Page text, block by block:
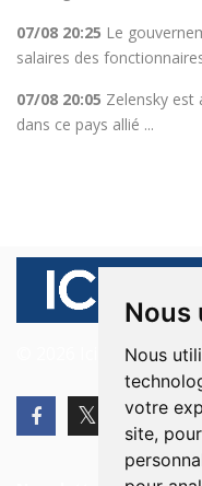
Nous
Nous
votre
site,
07/08 20:25 Le
salaires des
07/08 20:05 Zelensky est
dans ce pays allié ...
© 2026 Ici Beyrouth.